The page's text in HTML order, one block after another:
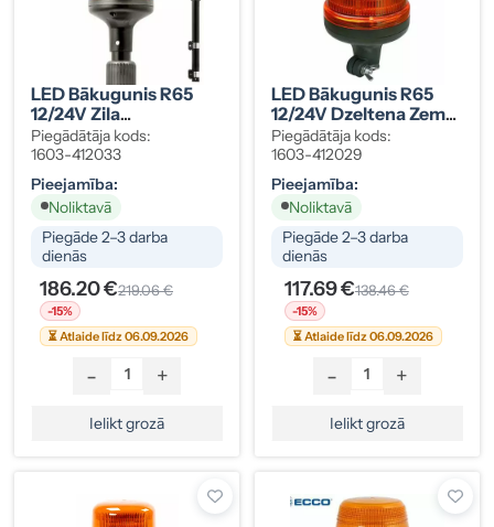
LED Bākugunis R65
12/24V Zila
Teleskopiska B16-3
Piegādātāja kods:
1603-412033
Pieejamība:
Noliktavā
Piegāde 2–3 darba
dienās
186.20 €219.06 €
-15%
⏳ Atlaide līdz 06.09.2026
- +
Ielikt grozā
LED Bākugunis R65
12/24V Dzeltena Zema
B16 Ar Tapas
Stiprinājumu
Piegādātāja kods:
1603-412029
Pieejamība:
Noliktavā
Piegāde 2–3 darba
dienās
117.69 €138.46 €
-15%
⏳ Atlaide līdz 06.09.2026
- +
Ielikt grozā